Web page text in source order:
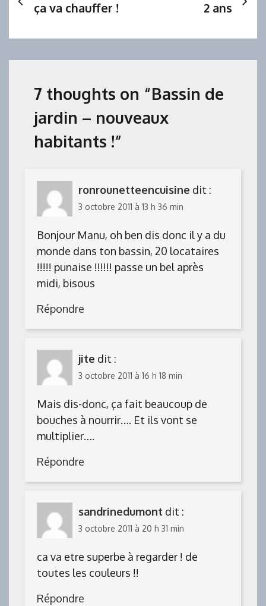
l’article
ça va chauffer ! 2 ans
7 thoughts on “Bassin de
jardin – nouveaux
habitants !”
ronrounetteencuisine dit :
3 octobre 2011 à 13 h 36 min
Bonjour Manu, oh ben dis donc il y a du
monde dans ton bassin, 20 locataires
!!!!! punaise !!!!!! passe un bel après
midi, bisous
Répondre
jite dit :
3 octobre 2011 à 16 h 18 min
Mais dis-donc, ça fait beaucoup de
bouches à nourrir…. Et ils vont se
multiplier….
Répondre
sandrinedumont dit :
3 octobre 2011 à 20 h 31 min
ca va etre superbe à regarder ! de
toutes les couleurs !!
Répondre